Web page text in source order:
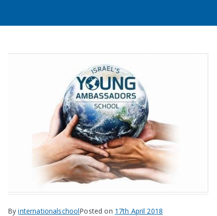
ByinternationalschoolPosted on 17th April 2018